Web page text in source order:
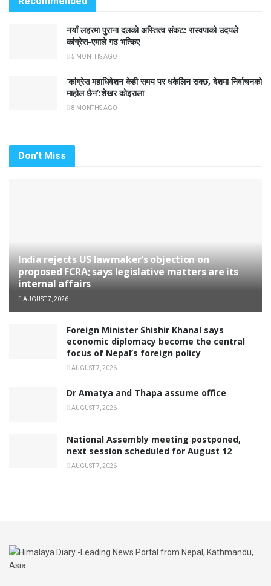
नयाँ लहरमा पुराना दलको अस्तित्व संकट: रास्वपाको उदयले
कांग्रेस-एमाले गढ भत्किए
5 MONTHS AGO
‘कांग्रेस महाधिवेशन केही समय पर धकेलिन सक्छ, देशमा निर्वाचनको
माहोल छैन’:शेखर कोइराला
8 MONTHS AGO
Don't Miss
India rejects US lawmaker’s objection on
proposed FCRA; says legislative matters are its
internal affairs
AUGUST 7, 2026
Foreign Minister Shishir Khanal says
economic diplomacy become the central
focus of Nepal’s foreign policy
AUGUST 7, 2026
Dr Amatya and Thapa assume office
AUGUST 7, 2026
National Assembly meeting postponed,
next session scheduled for August 12
AUGUST 7, 2026